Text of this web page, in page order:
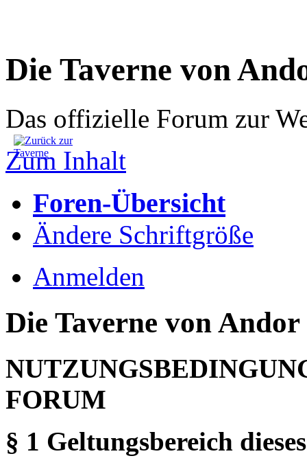
Die Taverne von
Das offizielle Forum zur
Zum Inhalt
Foren-Übersicht
Ändere Schriftgröße
Anmelden
Die Taverne von
FORUM
§ 1 Geltungsbereich